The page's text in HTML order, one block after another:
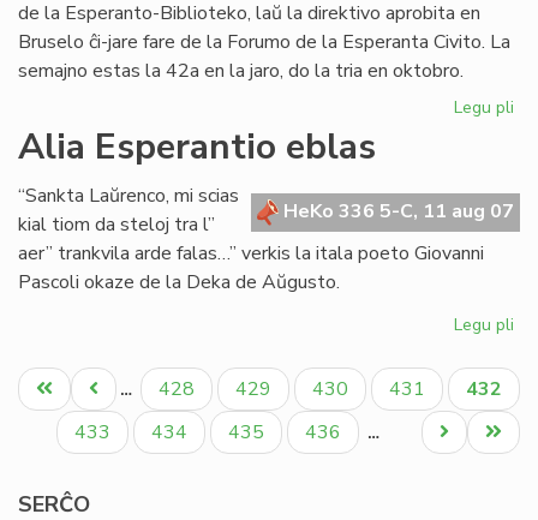
de la Esperanto-Biblioteko, laŭ la direktivo aprobita en
Bruselo ĉi-jare fare de la Forumo de la Esperanta Civito. La
semajno estas la 42a en la jaro, do la tria en oktobro.
Legu pli
Alia Esperantio eblas
HeKo 336 5-C, 11 aug 07
“Sankta Laŭrenco, mi scias
kial tiom da steloj tra l”
aer” trankvila arde falas…” verkis la itala poeto Giovanni
Pascoli okaze de la Deka de Aŭgusto.
Legu pli
Pagination
Unua
paĝo
Antaŭa
paĝo
… Paĝo
428 Paĝo
429 Paĝo
430 Paĝo
431
Aktuala
paĝo
432
Paĝo
433 Paĝo
434 Paĝo
435 Paĝo
436 …
Last
page
Next
page
SERĈO